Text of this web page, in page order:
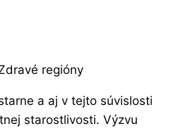
regióny
a aj v tejto súvislosti
starostlivosti. Výzvu